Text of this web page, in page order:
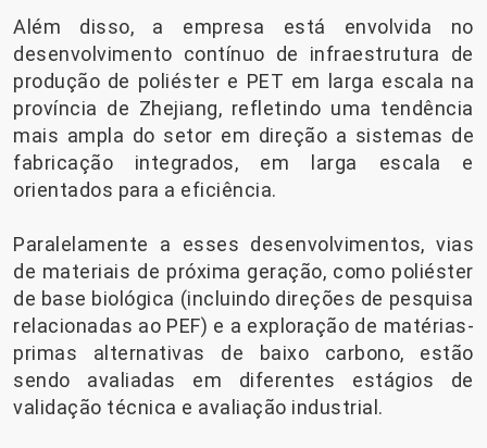
Além disso, a empresa está envolvida no
desenvolvimento contínuo de infraestrutura de
produção de poliéster e PET em larga escala na
província de Zhejiang, refletindo uma tendência
mais ampla do setor em direção a sistemas de
fabricação integrados, em larga escala e
orientados para a eficiência.
Paralelamente a esses desenvolvimentos, vias
de materiais de próxima geração, como poliéster
de base biológica (incluindo direções de pesquisa
relacionadas ao PEF) e a exploração de matérias-
primas alternativas de baixo carbono, estão
sendo avaliadas em diferentes estágios de
validação técnica e avaliação industrial.